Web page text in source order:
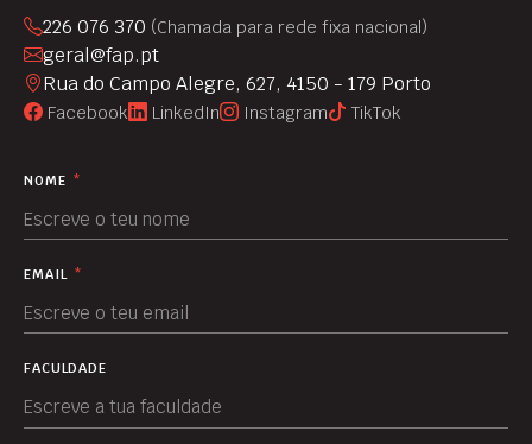
226 076 370 (Chamada para rede fixa nacional)
geral@fap.pt
Rua do Campo Alegre, 627, 4150 - 179 Porto
Facebook LinkedIn Instagram TikTok
NOME *
EMAIL *
FACULDADE